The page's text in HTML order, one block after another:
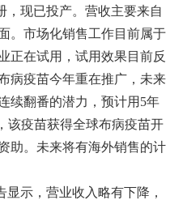
，现已投产。营收主要来自
。市场化销售工作目前属于
正在试用，试用效果目前反
病疫苗今年重在推广，未来
续翻番的潜力，预计用5年
该疫苗获得全球布病疫苗开
助。未来将有海外销售的计
示，营业收入略有下降，